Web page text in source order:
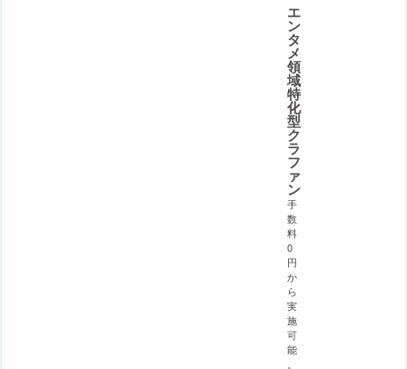
エ
ン
タ
メ
領
域
特
化
型
ク
ラ
フ
ァ
ン
手
数
料
0
円
か
ら
実
施
可
能